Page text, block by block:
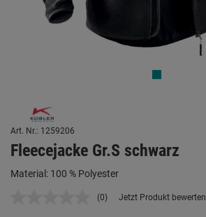
Art. Nr.: 1259206
Fleecejacke Gr.S schwarz
Material: 100 % Polyester
Kein
(0) Jetzt Produkt bewerten